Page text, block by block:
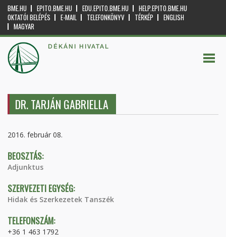
BME.HU EPITO.BME.HU EDU.EPITO.BME.HU
HELP.EPITO.BME.HU
OKTATÓI BELÉPÉS
E-MAIL TELEFONKÖNYV TÉRKÉP
ENGLISH
MAGYAR
DÉKÁNI HIVATAL
DR. TARJÁN GABRIELLA
2016. február 08.
BEOSZTÁS:
Adjunktus
SZERVEZETI EGYSÉG:
Hidak és Szerkezetek Tanszék
TELEFONSZÁM:
+36 1 463 1792